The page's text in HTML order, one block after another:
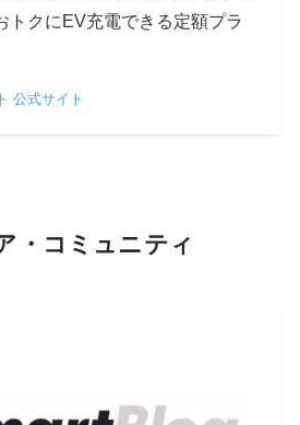
トクにEV充電できる定額プラ
公式サイト
・コミュニティ